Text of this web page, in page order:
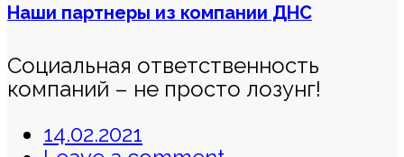
Наши партнеры из компании ДНС
Социальная ответственность
компаний – не просто лозунг!
14.02.2021